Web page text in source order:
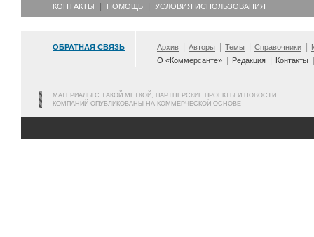
КОНТАКТЫ ПОМОЩЬ УСЛОВИЯ ИСПОЛЬЗОВАНИЯ
ОБРАТНАЯ СВЯЗЬ Архив Авторы Темы Справочники
О «Коммерсанте»
Редакция Контакты
МАТЕРИАЛЫ С ТАКОЙ МЕТКОЙ, ПАРТНЕРСКИЕ ПРОЕКТЫ И НОВОСТИ
КОМПАНИЙ ОПУБЛИКОВАНЫ НА КОММЕРЧЕСКОЙ ОСНОВЕ